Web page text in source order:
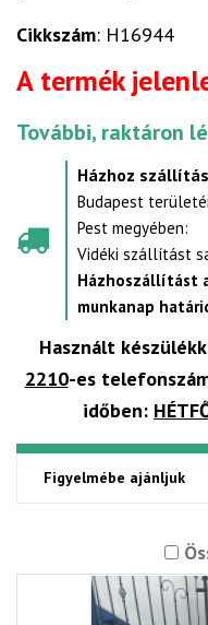
Cikkszám: H16944
A termék
További, raktáron
Házhoz szállítás
Budapest
Pest megyében:
Vidéki szállítást
Házhoszállítást
munkanap
Használt
2210-es
időben:
Figyelmébe ajánljuk